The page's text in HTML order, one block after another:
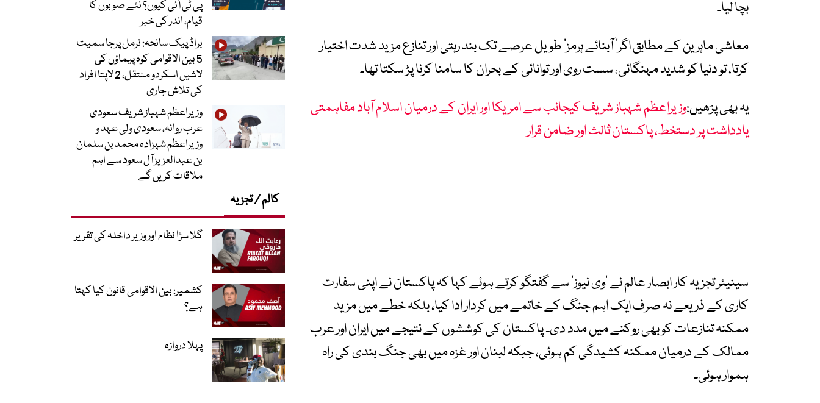
بچا لیا۔
معاشی ماہرین کے مطابق اگر’ آبنائے ہرمز‘ طویل عرصے تک بند رہتی اور تنازع مزید شدت اختیار
کرتا، تو دنیا کو شدید مہنگائی، سست روی اور توانائی کے بحران کا سامنا کرنا پڑ سکتا تھا۔
یہ بھی پڑھیں:وزیراعظم شہباز شریف کیجانب سے امریکا اور ایران کے درمیان اسلام آباد مفاہمتی
یادداشت پر دستخط، پاکستان ثالث اور ضامن قرار
سینیئر تجزیہ کار ابصار عالم نے ’وی نیوز‘ سے گفتگو کرتے ہوئے کہا کہ پاکستان نے اپنی سفارت
کاری کے ذریعے نہ صرف ایک اہم جنگ کے خاتمے میں کردار ادا کیا، بلکہ خطے میں مزید
ممکنہ تنازعات کو بھی روکنے میں مدد دی۔ پاکستان کی کوششوں کے نتیجے میں ایران اور عرب
ممالک کے درمیان ممکنہ کشیدگی کم ہوئی، جبکہ لبنان اور غزہ میں بھی جنگ بندی کی راہ
ہموار ہوئی۔
پی ٹی آئی کیوں؟ نئے صوبوں کا
قیام، اندر کی خبر
براڈ پیک سانحہ: نرمل پرجا سمیت
5 بین الاقوامی کوہ پیماؤں کی
لاشیں اسکردو منتقل، 2 لاپتا افراد
کی تلاش جاری
وزیراعظم شہباز شریف سعودی
عرب روانہ، سعودی ولی عہد و
وزیراعظم شہزادہ محمد بن سلمان
بن عبدالعزیز آل سعود سے اہم
ملاقات کریں گے
کالم / تجزیہ
گلا سڑا نظام اور وزیر داخلہ کی تقریر
کشمیر: بین الاقوامی قانون کیا کہتا
ہے؟
پہلا دروازہ